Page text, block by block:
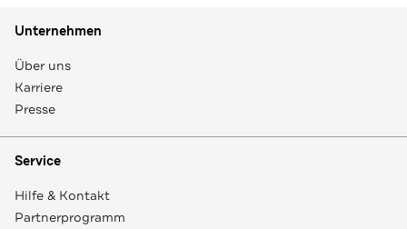
Unternehmen
Über uns
Karriere
Presse
Service
Hilfe & Kontakt
Partnerprogramm